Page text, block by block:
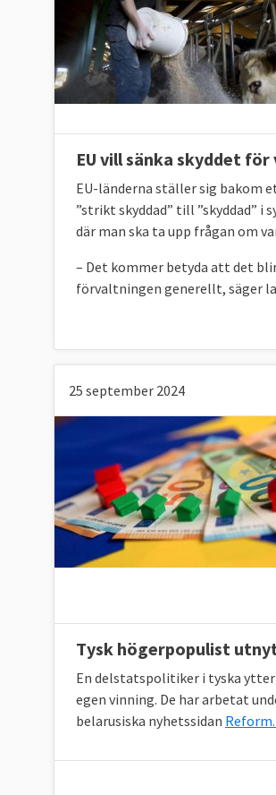
EU vill sänka skyddet
EU-länderna ställer sig bakom
”strikt skyddad” till ”skyddad” i
där man ska ta upp frågan om
– Det kommer betyda att det
förvaltningen generellt, säger
25 september 2024
Tysk högerpopulist
En delstatspolitiker i tyska
egen vinning. De har arbetat
belarusiska nyhetssidan